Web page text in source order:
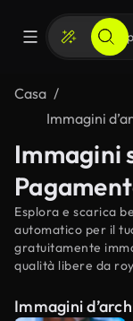
Casa
Immagini
Immagini
Esplora e scarica
automatico per il
gratuitamente
qualità libere da
Immagini